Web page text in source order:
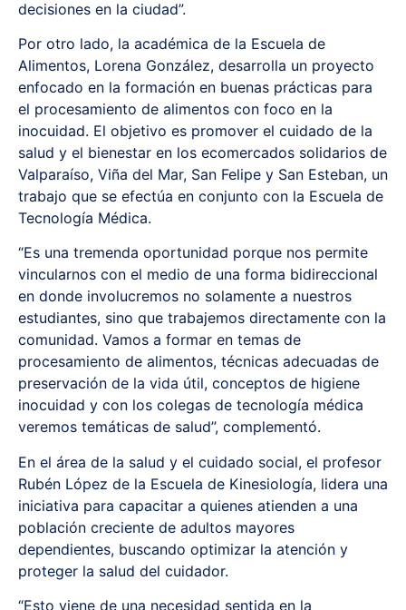
decisiones en la ciudad”.
Por otro lado, la académica de la Escuela de
Alimentos, Lorena González, desarrolla un proyecto
enfocado en la formación en buenas prácticas para
el procesamiento de alimentos con foco en la
inocuidad. El objetivo es promover el cuidado de la
salud y el bienestar en los ecomercados solidarios de
Valparaíso, Viña del Mar, San Felipe y San Esteban, un
trabajo que se efectúa en conjunto con la Escuela de
Tecnología Médica.
“Es una tremenda oportunidad porque nos permite
vincularnos con el medio de una forma bidireccional
en donde involucremos no solamente a nuestros
estudiantes, sino que trabajemos directamente con la
comunidad. Vamos a formar en temas de
procesamiento de alimentos, técnicas adecuadas de
preservación de la vida útil, conceptos de higiene
inocuidad y con los colegas de tecnología médica
veremos temáticas de salud”, complementó.
En el área de la salud y el cuidado social, el profesor
Rubén López de la Escuela de Kinesiología, lidera una
iniciativa para capacitar a quienes atienden a una
población creciente de adultos mayores
dependientes, buscando optimizar la atención y
proteger la salud del cuidador.
“Esto viene de una necesidad sentida en la